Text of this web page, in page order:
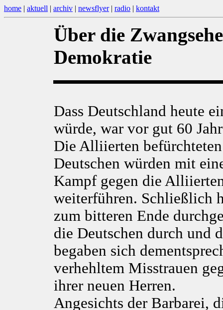
home | aktuell | archiv | newsflyer| radio | kontakt
Über die
Demokratie
Dass Deutschland heute
würde, war vor gut 60
Die Alliierten
Deutschen würden mit
Kampf gegen die
weiterführen. Schließlich
zum bitteren Ende
die Deutschen durch und
begaben sich
verhehltem Misstrauen
ihrer neuen Herren.
Angesichts der Barbarei,